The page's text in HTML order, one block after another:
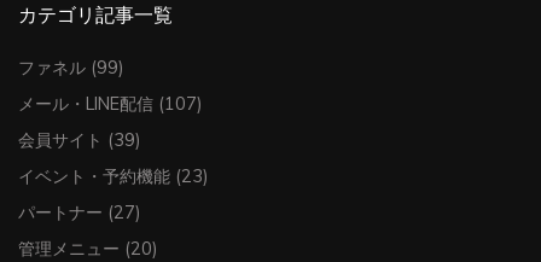
カテゴリ記事一覧
ファネル (99)
メール・LINE配信 (107)
会員サイト (39)
イベント・予約機能 (23)
パートナー (27)
管理メニュー (20)